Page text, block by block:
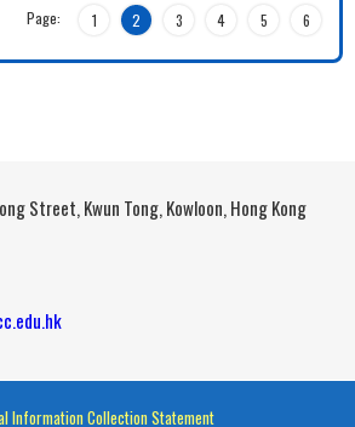
Page: 1 2 3 4 5 6
Street, Kwun Tong, Kowloon, Hong Kong
Information Collection Statement